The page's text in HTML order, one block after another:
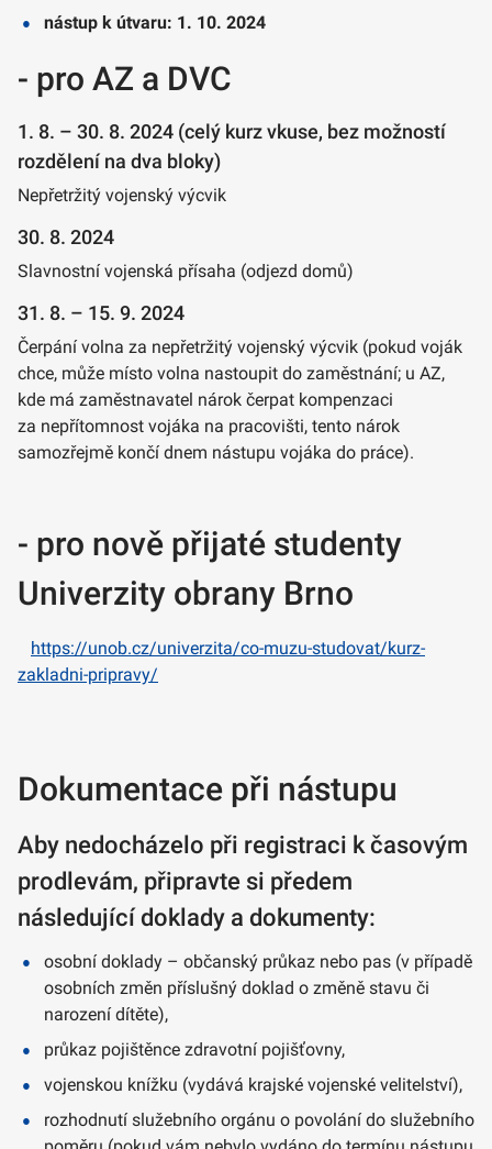
nástup k útvaru: 1. 10. 2024
- pro AZ a DVC
1. 8. – 30. 8. 2024 (celý kurz vkuse, bez možností
rozdělení na dva bloky)
Nepřetržitý vojenský výcvik
30. 8. 2024
Slavnostní vojenská přísaha (odjezd domů)
31. 8. – 15. 9. 2024
Čerpání volna za nepřetržitý vojenský výcvik (pokud voják
chce, může místo volna nastoupit do zaměstnání; u AZ,
kde má zaměstnavatel nárok čerpat kompenzaci
za nepřítomnost vojáka na pracovišti, tento nárok
samozřejmě končí dnem nástupu vojáka do práce).
- pro nově přijaté studenty
Univerzity obrany Brno
https://unob.cz/univerzita/co-muzu-studovat/kurz-
zakladni-pripravy/
Dokumentace při nástupu
Aby nedocházelo při registraci k časovým
prodlevám, připravte si předem
následující doklady a dokumenty:
osobní doklady – občanský průkaz nebo pas (v případě
osobních změn příslušný doklad o změně stavu či
narození dítěte),
průkaz pojištěnce zdravotní pojišťovny,
vojenskou knížku (vydává krajské vojenské velitelství),
rozhodnutí služebního orgánu o povolání do služebního